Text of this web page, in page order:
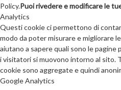
Policy.Puoi rivedere e modificare le
Analytics
Questi cookie ci permettono di
modo da poter misurare e migliorare
aiutano a sapere quali sono le pagine
i visitatori si muovono intorno al sito.
cookie sono aggregate e quindi
Google Analytics